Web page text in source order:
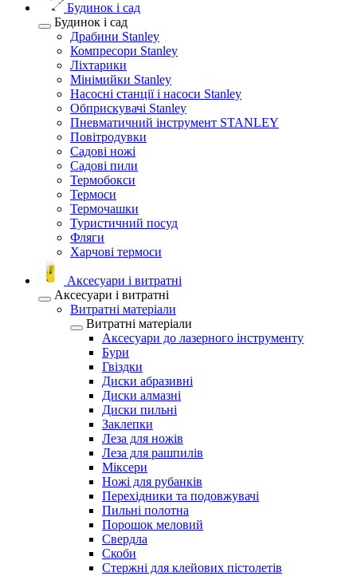
Будинок і сад
Будинок і сад
Драбини Stanley
Компресори Stanley
Ліхтарики
Мінімийки Stanley
Насосні станції і насоси Stanley
Обприскувачі Stanley
Пневматичний інструмент STANLEY
Повітродувки
Садові ножі
Садові пили
Термобокси
Термоси
Термочашки
Туристичний посуд
Фляги
Харчові термоси
Аксесуари і витратні
Аксесуари і витратні
Витратні матеріали
Витратні матеріали
Аксесуари до лазерного інструменту
Бури
Гвіздки
Диски абразивні
Диски алмазні
Диски пильні
Заклепки
Леза для ножів
Леза для рашпилів
Міксери
Ножі для рубанків
Перехідники та подовжувачі
Пильні полотна
Порошок меловий
Свердла
Скоби
Стержні для клейових пістолетів